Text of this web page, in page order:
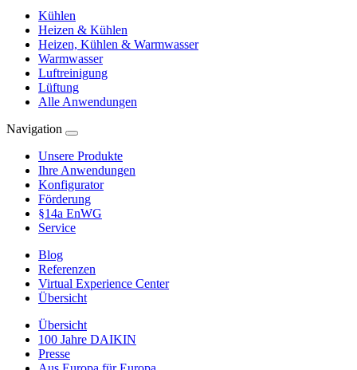
Kühlen
Heizen & Kühlen
Heizen, Kühlen & Warmwasser
Warmwasser
Luftreinigung
Lüftung
Alle Anwendungen
Navigation
Unsere Produkte
Ihre Anwendungen
Konfigurator
Förderung
§14a EnWG
Service
Blog
Referenzen
Virtual Experience Center
Übersicht
Übersicht
100 Jahre DAIKIN
Presse